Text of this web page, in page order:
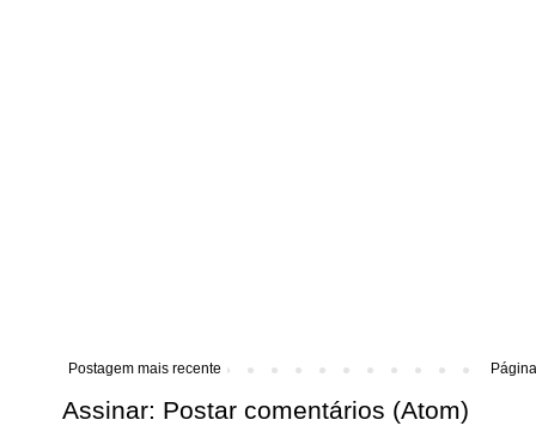
Postagem mais recente
Assinar: Postar comentários (Atom)